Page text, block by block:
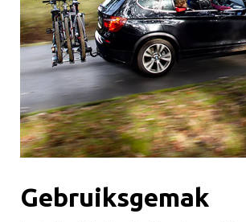
Gebruiksgemak